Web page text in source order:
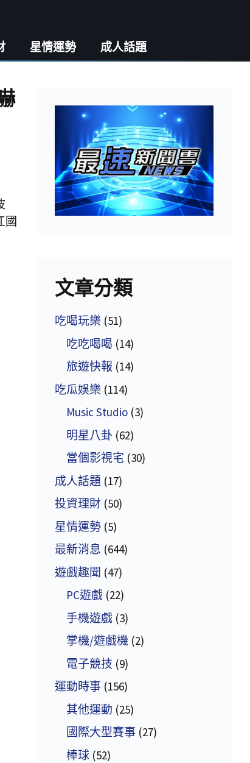
星情運勢 成人話題
國
文章分類
吃喝玩樂 (51)
吃吃喝喝 (14)
旅遊快報 (14)
吃瓜娛樂 (114)
Music Studio (3)
明星八卦 (62)
當個影視宅 (30)
成人話題 (17)
投資理財 (50)
星情運勢 (5)
最新消息 (644)
遊戲趣聞 (47)
PC遊戲 (22)
手機遊戲 (3)
掌機/遊戲機 (2)
電子競技 (9)
運動時事 (156)
其他運動 (25)
國際大型賽事 (27)
棒球 (52)